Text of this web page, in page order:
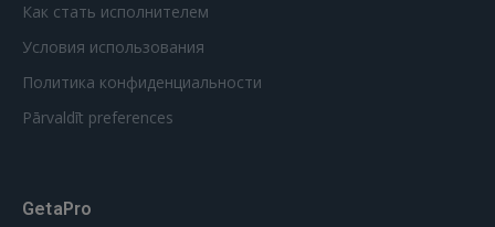
Как стать исполнителем
Условия использования
Политика конфиденциальности
Pārvaldīt preferences
GetaPro